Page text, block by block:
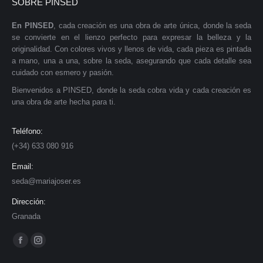
SOBRE PINSED
En PINSED, cada creación es una obra de arte única, donde la seda
se convierte en el lienzo perfecto para expresar la belleza y la
originalidad. Con colores vivos y llenos de vida, cada pieza es pintada
a mano, una a una, sobre la seda, asegurando que cada detalle sea
cuidado con esmero y pasión.
Bienvenidos a PINSED, donde la seda cobra vida y cada creación es
una obra de arte hecha para ti.
Teléfono:
(+34) 633 080 916
Email:
seda@mariajoser.es
Dirección:
Granada
Find us on:
FacebookInstagram